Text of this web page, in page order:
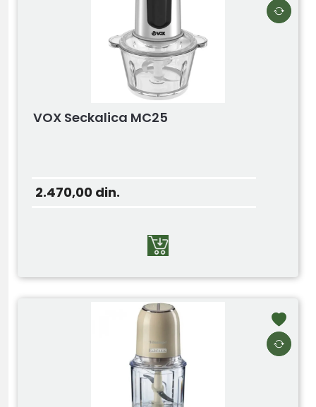
VOX Seckalica MC25
2.470,00 din.